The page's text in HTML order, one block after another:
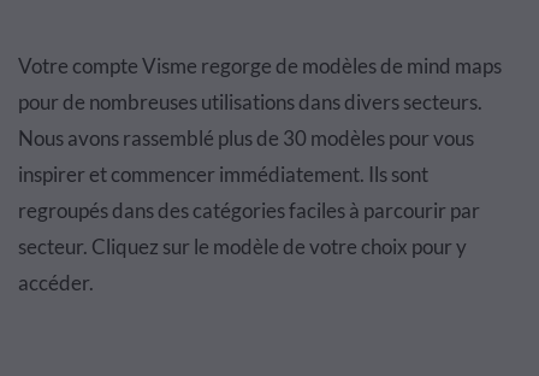
Votre compte Visme regorge de modèles de mind maps
pour de nombreuses utilisations dans divers secteurs.
Nous avons rassemblé plus de 30 modèles pour vous
inspirer et commencer immédiatement. Ils sont
regroupés dans des catégories faciles à parcourir par
secteur. Cliquez sur le modèle de votre choix pour y
accéder.